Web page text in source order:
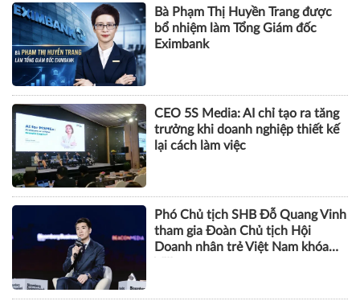
Bà Phạm Thị Huyền Trang được
bổ nhiệm làm Tổng Giám đốc
Eximbank
CEO 5S Media: AI chỉ tạo ra tăng
trưởng khi doanh nghiệp thiết kế
lại cách làm việc
Phó Chủ tịch SHB Đỗ Quang Vinh
tham gia Đoàn Chủ tịch Hội
Doanh nhân trẻ Việt Nam khóa